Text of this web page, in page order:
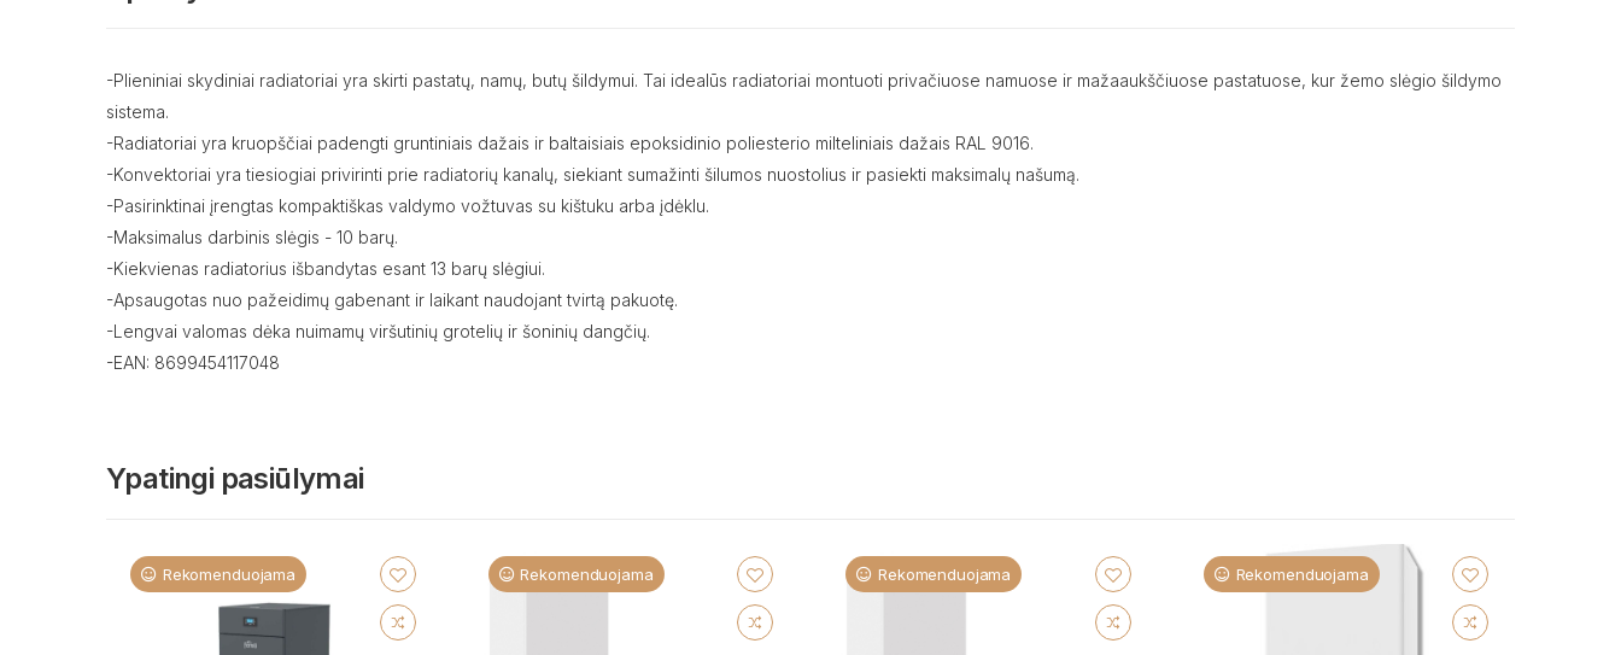
-Plieniniai skydiniai radiatoriai yra skirti pastatų, namų, butų šildymui. Tai idealūs radiatoriai montuoti privačiuose namuose ir mažaaukščiuose pastatuose, kur žemo slėgio šildymo
sistema.
-Radiatoriai yra kruopščiai padengti gruntiniais dažais ir baltaisiais epoksidinio poliesterio milteliniais dažais RAL 9016.
-Konvektoriai yra tiesiogiai privirinti prie radiatorių kanalų, siekiant sumažinti šilumos nuostolius ir pasiekti maksimalų našumą.
-Pasirinktinai įrengtas kompaktiškas valdymo vožtuvas su kištuku arba įdėklu.
-Maksimalus darbinis slėgis - 10 barų.
-Kiekvienas radiatorius išbandytas esant 13 barų slėgiui.
-Apsaugotas nuo pažeidimų gabenant ir laikant naudojant tvirtą pakuotę.
-Lengvai valomas dėka nuimamų viršutinių grotelių ir šoninių dangčių.
-EAN: 8699454117048
Ypatingi pasiūlymai
Rekomenduojama Rekomenduojama Rekomenduojama Rekomenduojama